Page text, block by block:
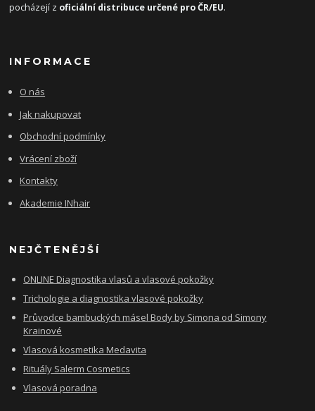
pocházejí z oficiální distribuce určené pro ČR/EU.
INFORMACE
O nás
Jak nakupovat
Obchodní podmínky
Vrácení zboží
Kontakty
Akademie INhair
NEJČTENĚJŠÍ
ONLINE Diagnostika vlasů a vlasové pokožky
Trichologie a diagnostika vlasové pokožky
Průvodce bambuckých másel Body by Simona od Simony
Krainové
Vlasová kosmetika Medavita
Rituály Salerm Cosmetics
Vlasová poradna